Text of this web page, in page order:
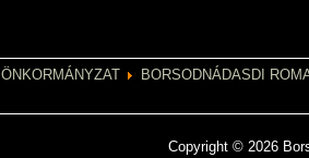
ÖNKORMÁNYZAT BORSODNÁDASDI
Copyright © 2026